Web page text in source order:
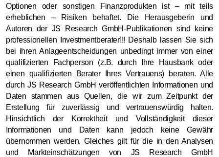
Optionen oder sonstigen Finanzprodukten ist – mit teils
erheblichen – Risiken behaftet. Die Herausgeberin und
Autoren der JS Research GmbH-Publikationen sind keine
professionellen Investmentberater!!! Deshalb lassen Sie sich
bei ihren Anlageentscheidungen unbedingt immer von einer
qualifizierten Fachperson (z.B. durch Ihre Hausbank oder
einen qualifizierten Berater Ihres Vertrauens) beraten. Alle
durch JS Research GmbH veröffentlichten Informationen und
Daten stammen aus Quellen, die wir zum Zeitpunkt der
Erstellung für zuverlässig und vertrauenswürdig halten.
Hinsichtlich der Korrektheit und Vollständigkeit dieser
Informationen und Daten kann jedoch keine Gewähr
übernommen werden. Gleiches gilt für die in den Analysen
und Markteinschätzungen von JS Research GmbH